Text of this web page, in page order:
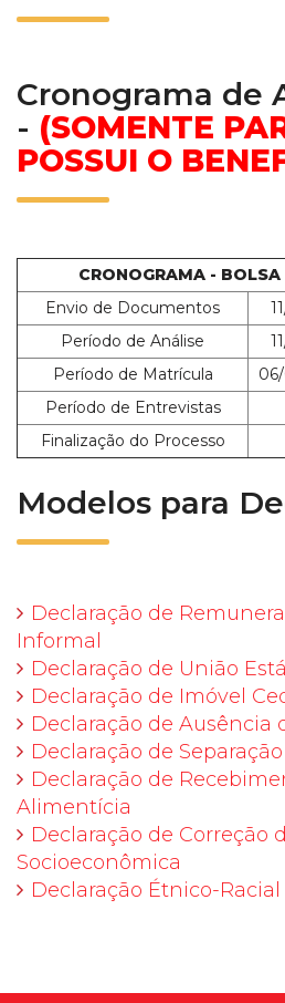
Cronograma de
- (SOMENTE
POSSUI O
CRONOGRAMA -
Envio de Documentos
Período de Análise
Período de Matrícula
Período de Entrevistas
Finalização do Processo
Modelos para
Declaração de
Informal
Declaração de União
Declaração de Imóvel
Declaração de Ausência
Declaração de
Declaração de
Alimentícia
Declaração de Correção
Socioeconômica
Declaração Étnico-Racial